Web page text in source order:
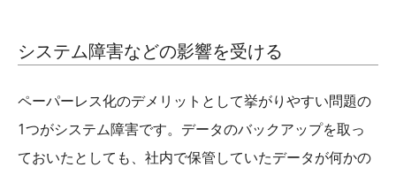
システム障害などの影響を受ける
ペーパーレス化のデメリットとして挙がりやすい問題の
1つがシステム障害です。データのバックアップを取っ
ておいたとしても、社内で保管していたデータが何かの